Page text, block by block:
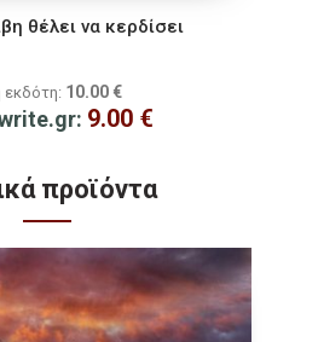
θέλει να κερδίσει
εκδότη: 10.00 €
9.00 €
προϊόντα